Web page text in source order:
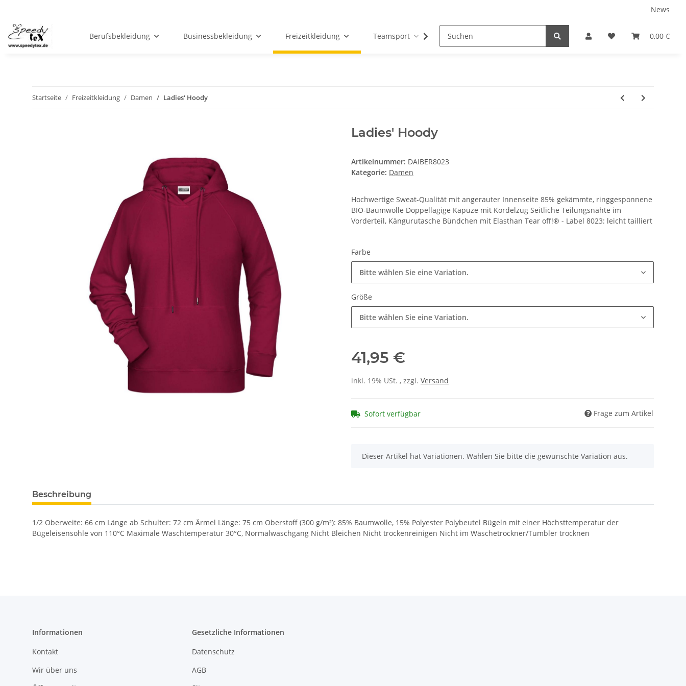
News
0,00 €
Berufsbekleidung Businessbekleidung Freizeitkleidung Teamsport Partnershops
Startseite Freizeitkleidung Damen Ladies' Hoody
Ladies' Hoody
Artikelnummer: DAIBER8023
Kategorie: Damen
Hochwertige Sweat-Qualität mit angerauter Innenseite 85% gekämmte, ringgesponnene
BIO-Baumwolle Doppellagige Kapuze mit Kordelzug Seitliche Teilungsnähte im
Vorderteil, Kängurutasche Bündchen mit Elasthan Tear off!® - Label 8023: leicht tailliert
Farbe
Bitte wählen Sie eine Variation.
Größe
Bitte wählen Sie eine Variation.
41,95 €
inkl. 19% USt. , zzgl. Versand
Sofort verfügbar Frage zum Artikel
x
Dieser Artikel hat Variationen. Wählen Sie bitte die gewünschte Variation aus.
Beschreibung
1/2 Oberweite: 66 cm Länge ab Schulter: 72 cm Ärmel Länge: 75 cm Oberstoff (300 g/m²): 85% Baumwolle, 15% Polyester Polybeutel Bügeln mit einer Höchsttemperatur der
Bügeleisensohle von 110°C Maximale Waschtemperatur 30°C, Normalwaschgang Nicht Bleichen Nicht trockenreinigen Nicht im Wäschetrockner/Tumbler trocknen
Informationen
Kontakt
Wir über uns
Gesetzliche Informationen
Datenschutz
AGB